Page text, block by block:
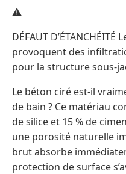
⚠️
DÉFAUT
provoquent des
pour la structure sous-
Le béton ciré est-il
de bain ? Ce matériau
de silice et 15 % de
une porosité naturelle
brut absorbe
protection de surface